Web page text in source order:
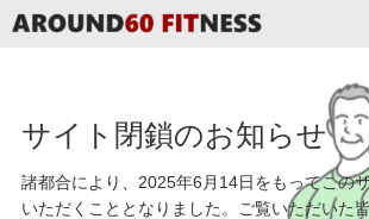
サイト閉鎖のお知らせ
諸都合により、2025年6月14日をもってこの
いただくこととなりました。ご覧いただいた